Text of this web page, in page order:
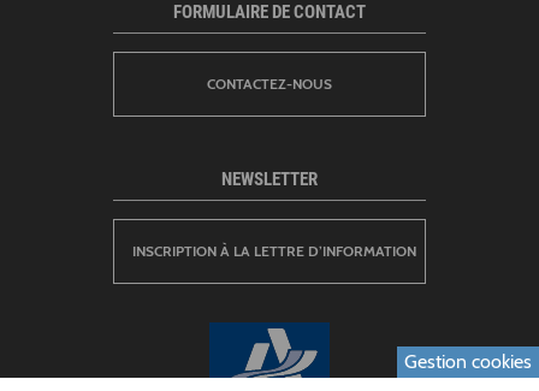
FORMULAIRE DE CONTACT
CONTACTEZ-NOUS
NEWSLETTER
INSCRIPTION À LA LETTRE D’INFORMATION
Gestion cookies